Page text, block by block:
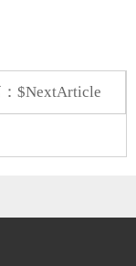
$NextArticle